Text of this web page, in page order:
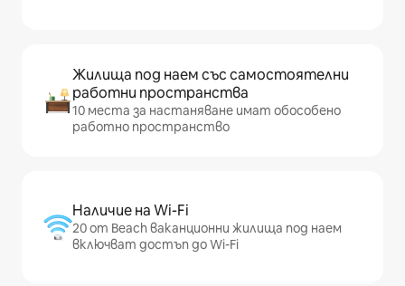
Жилища под наем със самостоятелни
работни пространства
10 места за настаняване имат обособено
работно пространство
Наличие на Wi-Fi
20 от Beach ваканционни жилища под наем
включват достъп до Wi-Fi